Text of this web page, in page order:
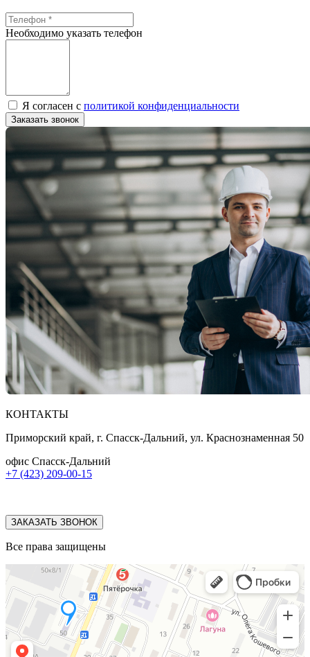
Необходимо указать телефон
Я согласен с политикой конфиденциальности
Заказать звонок
КОНТАКТЫ
Приморский край, г. Спасск-Дальний, ул. Краснознаменная 50
офис Спасск-Дальний
+7 (423) 209-00-15
ЗАКАЗАТЬ ЗВОНОК
Все права защищены